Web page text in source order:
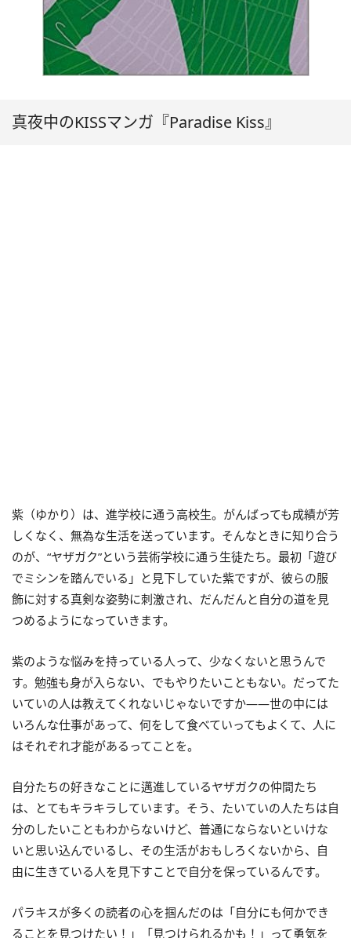
真夜中のKISSマンガ『Paradise Kiss』
紫（ゆかり）は、進学校に通う高校生。がんばっても成績が芳
しくなく、無為な生活を送っています。そんなときに知り合う
のが、“ヤザガク”という芸術学校に通う生徒たち。最初「遊び
でミシンを踏んでいる」と見下していた紫ですが、彼らの服
飾に対する真剣な姿勢に刺激され、だんだんと自分の道を見
つめるようになっていきます。
紫のような悩みを持っている人って、少なくないと思うんで
す。勉強も身が入らない、でもやりたいこともない。だってた
いていの人は教えてくれないじゃないですか――世の中には
いろんな仕事があって、何をして食べていってもよくて、人に
はそれぞれ才能があるってことを。
自分たちの好きなことに邁進しているヤザガクの仲間たち
は、とてもキラキラしています。そう、たいていの人たちは自
分のしたいこともわからないけど、普通にならないといけな
いと思い込んでいるし、その生活がおもしろくないから、自
由に生きている人を見下すことで自分を保っているんです。
パラキスが多くの読者の心を掴んだのは「自分にも何かでき
ることを見つけたい！」「見つけられるかも！」って勇気を